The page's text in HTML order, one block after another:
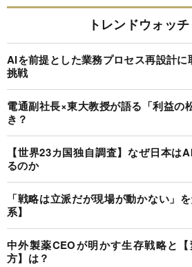
トレンドウォッチ
AIを前提とした業務プロセス再設計
挑戦
電通副社長×東大教授が語る「利益の
き？
【世界23カ国独自調査】なぜ日本は
るのか
「戦略は立派だが現場が動かない」
系】
中外製薬CEOが明かす生存戦略と
方】は？